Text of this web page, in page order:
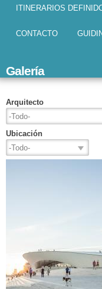
ITINERARIOS
CONTACTO
Galería
Arquitecto
Ubicación